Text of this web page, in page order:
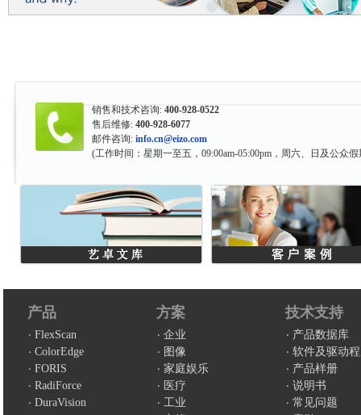
销售和技术咨询: 400-928-0522
售后维修: 400-928-6077
邮件咨询: info.cn@eizo.com
(工作时间：星期一至五，09:00am-05:00pm，周六、日及公众
产品
FlexScan
ColorEdge
FORIS
RadiForce
DuraVision
方案
企业
图像
家庭娱乐
医疗
工业
技术支持
产品数据库
软件及驱动
产品样册
说明书
常见问题